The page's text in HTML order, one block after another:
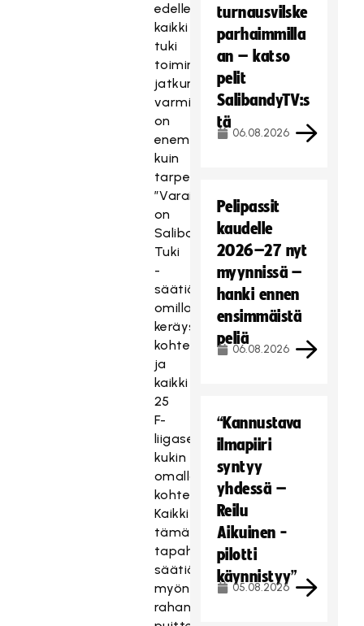
edelleen
kaikki
tuki
toiminnan
jatkumisen
varmistamiseksi
on
enemmän
kuin
tarpeen.”
”Varainkeruukampanjassa
on
Salibandyn
Tuki
-
säätiö
omilla
keräys
kohteillaan
ja
kaikki
25
F-
liigaseuraa
kukin
omalla
kohteellaan.
Kaikki
tämä
tapahtuu
säätiölle
myönnetyn
rahankeruuluvan
turnausvilske
parhaimmilla
an – katso
pelit
SalibandyTV:s
tä
06.08.2026
Pelipassit
kaudelle
2026–27 nyt
myynnissä –
hanki ennen
ensimmäistä
peliä
06.08.2026
“Kannustava
ilmapiiri
syntyy
yhdessä –
Reilu
Aikuinen -
pilotti
käynnistyy”
05.08.2026